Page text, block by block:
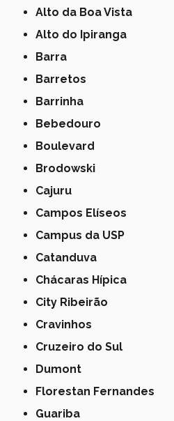
Alto da Boa Vista
Alto do Ipiranga
Barra
Barretos
Barrinha
Bebedouro
Boulevard
Brodowski
Cajuru
Campos Elíseos
Campus da USP
Catanduva
Chácaras Hípica
City Ribeirão
Cravinhos
Cruzeiro do Sul
Dumont
Florestan Fernandes
Guariba